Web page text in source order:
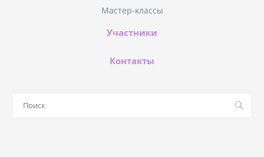
Мастер-классы
Участники
Контакты